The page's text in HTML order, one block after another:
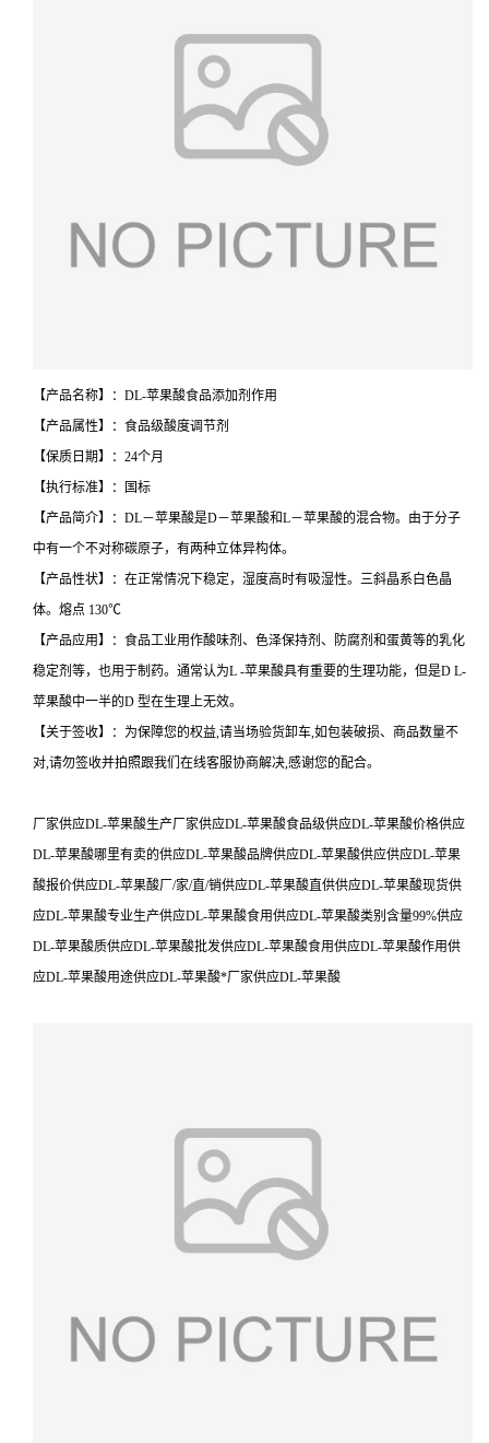
【产品名称】：DL-苹果酸食品添加剂作用
【产品属性】：食品级酸度调节剂
【保质日期】：24个月
【执行标准】：国标
【产品简介】：DL－苹果酸是D－苹果酸和L－苹果酸的混合物。由于分子
中有一个不对称碳原子，有两种立体异构体。
【产品性状】：在正常情况下稳定，湿度高时有吸湿性。三斜晶系白色晶
体。熔点 130℃
【产品应用】：食品工业用作酸味剂、色泽保持剂、防腐剂和蛋黄等的乳化
稳定剂等，也用于制药。通常认为L -苹果酸具有重要的生理功能，但是D L-
苹果酸中一半的D 型在生理上无效。
【关于签收】：为保障您的权益,请当场验货卸车,如包装破损、商品数量不
对,请勿签收并拍照跟我们在线客服协商解决,感谢您的配合。
厂家供应DL-苹果酸生产厂家供应DL-苹果酸食品级供应DL-苹果酸价格供应
DL-苹果酸哪里有卖的供应DL-苹果酸品牌供应DL-苹果酸供应供应DL-苹果
酸报价供应DL-苹果酸厂/家/直/销供应DL-苹果酸直供供应DL-苹果酸现货供
应DL-苹果酸专业生产供应DL-苹果酸食用供应DL-苹果酸类别含量99%供应
DL-苹果酸质供应DL-苹果酸批发供应DL-苹果酸食用供应DL-苹果酸作用供
应DL-苹果酸用途供应DL-苹果酸*厂家供应DL-苹果酸